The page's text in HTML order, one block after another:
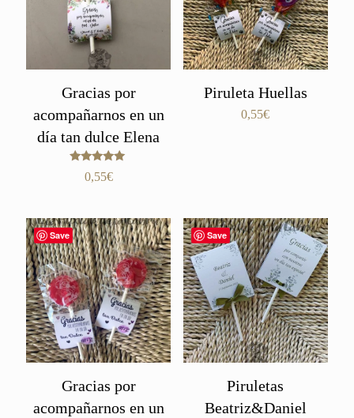
Gracias por
acompañarnos en un
día tan dulce Elena
Valorado
con
0,55€
Piruleta Huellas
0,55€
Save
Gracias por
acompañarnos en un
Save
Piruletas
Beatriz&Daniel